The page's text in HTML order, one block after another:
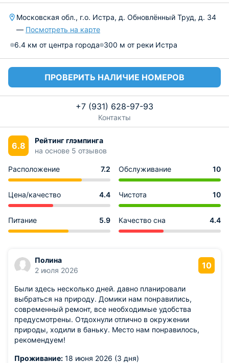
Московская обл., г.о. Истра, д. Обновлённый Труд, д. 34
— Посмотреть на карте
6.4 км от центра города 300 м от реки Истра
ПРОВЕРИТЬ НАЛИЧИЕ НОМЕРОВ
+7 (931) 628-97-93
Контакты
6.8
Рейтинг глэмпинга
на основе 5 отзывов
Расположение 7.2 Обслуживание 10
Цена/качество 4.4 Чистота 10
Питание 5.9 Качество сна 4.4
Полина
2 июля 2026
10
Были здесь несколько дней. давно планировали
выбраться на природу. Домики нам понравились,
современный ремонт, все необходимые удобства
предусмотрены. Отдохнули отлично в окружении
природы, ходили в баньку. Место нам понравилось,
рекомендуем!
Проживание: 18 июня 2026 (3 дня)